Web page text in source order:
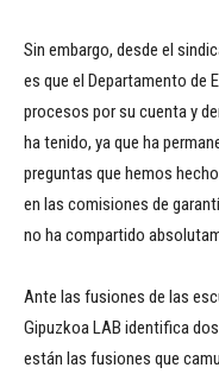
Sin embargo, desde el
es que el Departamento de
procesos por su cuenta y
ha tenido, ya que ha
preguntas que hemos
en las comisiones de
no ha compartido
Ante las fusiones de las
Gipuzkoa LAB identifica
están las fusiones que